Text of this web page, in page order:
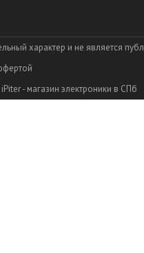
характер и не является
iPiter - магазин электроники в СПб